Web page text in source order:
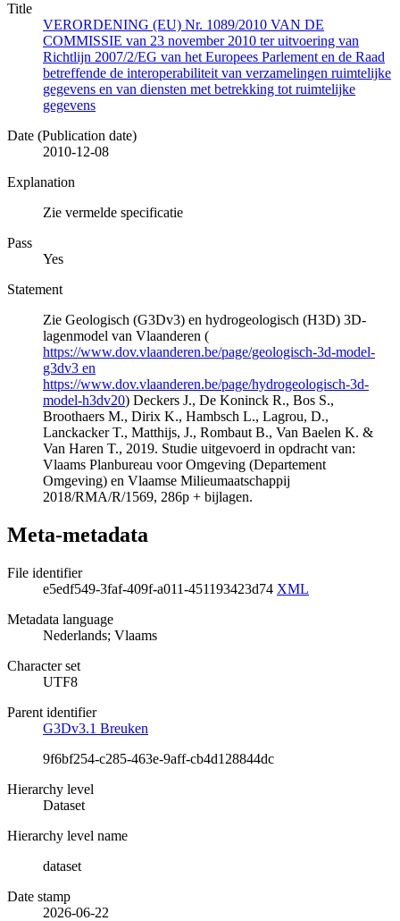
Title
VERORDENING (EU) Nr. 1089/2010 VAN DE
COMMISSIE van 23 november 2010 ter uitvoering van
Richtlijn 2007/2/EG van het Europees Parlement en de Raad
betreffende de interoperabiliteit van verzamelingen ruimtelijke
gegevens en van diensten met betrekking tot ruimtelijke
gegevens
Date (Publication date)
2010-12-08
Explanation
Zie vermelde specificatie
Pass
Yes
Statement
Zie Geologisch (G3Dv3) en hydrogeologisch (H3D) 3D-
lagenmodel van Vlaanderen (
https://www.dov.vlaanderen.be/page/geologisch-3d-model-
g3dv3 en
https://www.dov.vlaanderen.be/page/hydrogeologisch-3d-
model-h3dv20) Deckers J., De Koninck R., Bos S.,
Broothaers M., Dirix K., Hambsch L., Lagrou, D.,
Lanckacker T., Matthijs, J., Rombaut B., Van Baelen K. &
Van Haren T., 2019. Studie uitgevoerd in opdracht van:
Vlaams Planbureau voor Omgeving (Departement
Omgeving) en Vlaamse Milieumaatschappij
2018/RMA/R/1569, 286p + bijlagen.
Meta-metadata
File identifier
e5edf549-3faf-409f-a011-451193423d74 XML
Metadata language
Nederlands; Vlaams
Character set
UTF8
Parent identifier
G3Dv3.1 Breuken
9f6bf254-c285-463e-9aff-cb4d128844dc
Hierarchy level
Dataset
Hierarchy level name
dataset
Date stamp
2026-06-22